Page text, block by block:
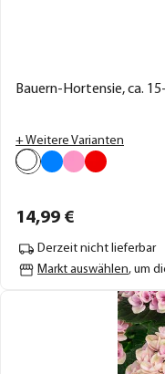
Bauern-Hortensie, ca.
+ Weitere Varianten
14,99 €
Derzeit nicht lieferbar
Markt auswählen, um